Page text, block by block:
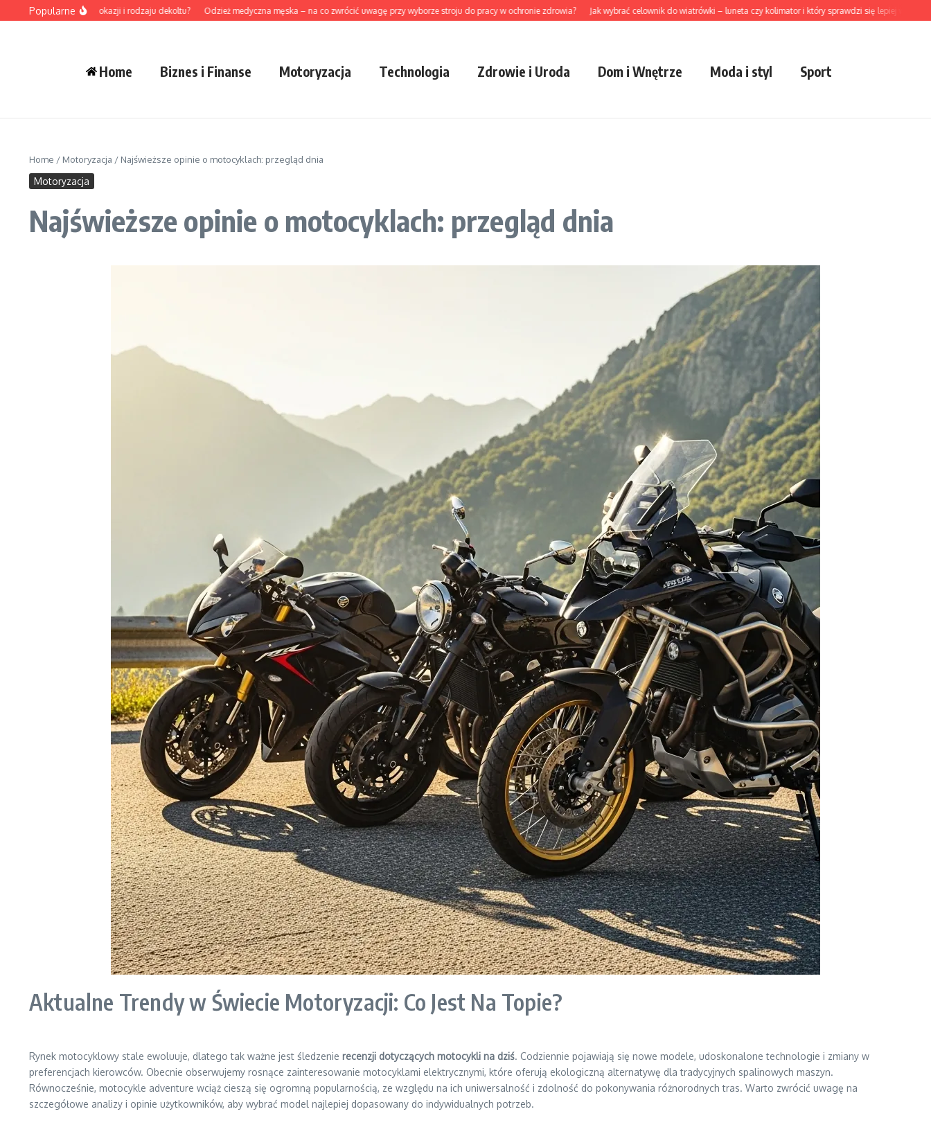
Przejdź do treści
Popularne
złote do stylu, okazji i rodzaju dekoltu? Odzież medyczna męska – na co zwrócić uwagę przy wyborze stroju do pracy w ochronie zdrowia? Jak wybrać celownik do wiatrówki – luneta czy kolimator i który sprawdzi się lepiej w praktyce
Home Biznes i Finanse Motoryzacja Technologia Zdrowie i Uroda Dom i Wnętrze Moda i styl Sport
Home / Motoryzacja / Najświeższe opinie o motocyklach: przegląd dnia
Motoryzacja
Najświeższe opinie o motocyklach: przegląd dnia
Aktualne Trendy w Świecie Motoryzacji: Co Jest Na Topie?
Rynek motocyklowy stale ewoluuje, dlatego tak ważne jest śledzenie recenzji dotyczących motocykli na dziś. Codziennie pojawiają się nowe modele, udoskonalone technologie i zmiany w
preferencjach kierowców. Obecnie obserwujemy rosnące zainteresowanie motocyklami elektrycznymi, które oferują ekologiczną alternatywę dla tradycyjnych spalinowych maszyn.
Równocześnie, motocykle adventure wciąż cieszą się ogromną popularnością, ze względu na ich uniwersalność i zdolność do pokonywania różnorodnych tras. Warto zwrócić uwagę na
szczegółowe analizy i opinie użytkowników, aby wybrać model najlepiej dopasowany do indywidualnych potrzeb.